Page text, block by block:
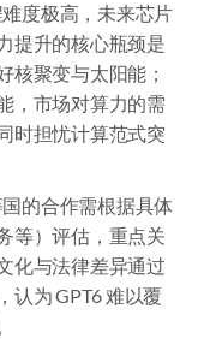
度极高，未来芯片
提升的核心瓶颈是
核聚变与太阳能；
，市场对算力的需
时担忧计算范式突
的合作需根据具体
等）评估，重点关
化与法律差异通过
认为 GPT6 难以覆